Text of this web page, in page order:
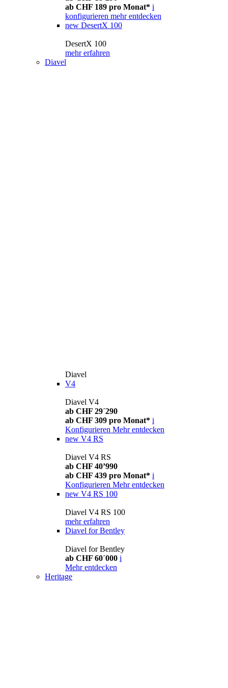
ab CHF 189 pro Monat* i
konfigurieren mehr entdecken
new DesertX 100
DesertX 100
mehr erfahren
Diavel
Diavel
V4
Diavel V4
ab CHF 29´290
ab CHF 309 pro Monat* i
Konfigurieren Mehr entdecken
new V4 RS
Diavel V4 RS
ab CHF 40’990
ab CHF 439 pro Monat* i
Konfigurieren Mehr entdecken
new V4 RS 100
Diavel V4 RS 100
mehr erfahren
Diavel for Bentley
Diavel for Bentley
ab CHF 60´000 i
Mehr entdecken
Heritage